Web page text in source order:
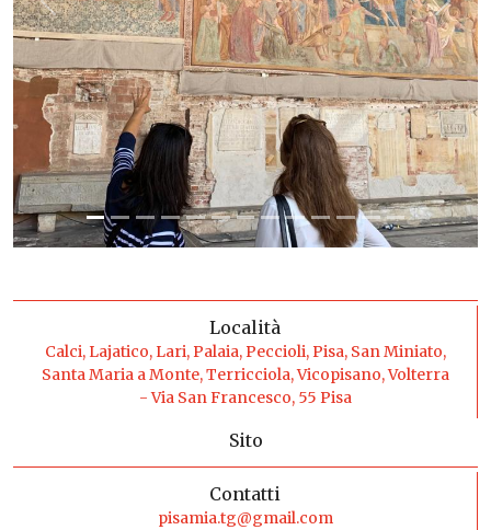
Previous Next
Località
Calci, Lajatico, Lari, Palaia, Peccioli, Pisa, San Miniato,
Santa Maria a Monte, Terricciola, Vicopisano, Volterra
- Via San Francesco, 55 Pisa
Sito
Contatti
pisamia.tg@gmail.com